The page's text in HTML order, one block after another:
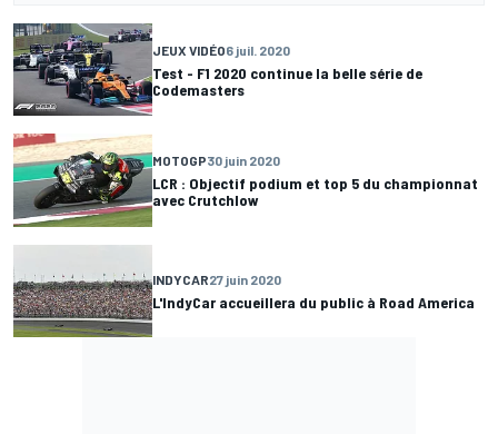
JEUX VIDÉO6 juil. 2020
Test - F1 2020 continue la belle série de
Codemasters
MOTOGP30 juin 2020
LCR : Objectif podium et top 5 du championnat
avec Crutchlow
INDYCAR27 juin 2020
L'IndyCar accueillera du public à Road America